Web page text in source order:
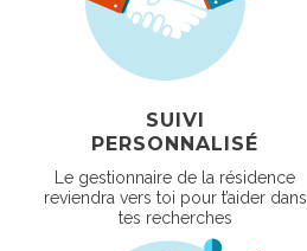
SUIVI
PERSONNALISÉ
Le gestionnaire de la résidence
reviendra vers toi pour t’aider dans
tes recherches